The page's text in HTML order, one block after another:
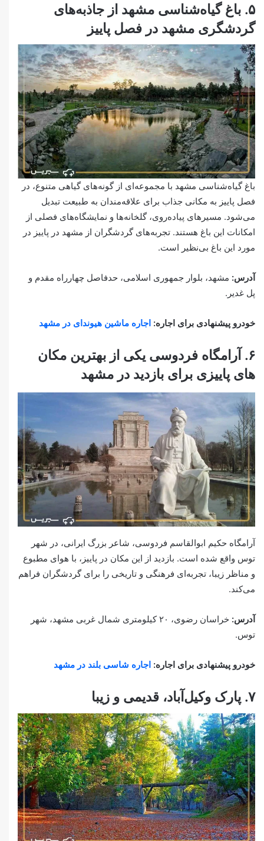
۵. باغ گیاه‌شناسی مشهد از جاذبه‌های
گردشگری مشهد در فصل پاییز
باغ گیاه‌شناسی مشهد با مجموعه‌ای از گونه‌های گیاهی متنوع، در
فصل پاییز به مکانی جذاب برای علاقه‌مندان به طبیعت تبدیل
می‌شود. مسیرهای پیاده‌روی، گلخانه‌ها و نمایشگاه‌های فصلی از
امکانات این باغ هستند. تجربه‌های گردشگران از مشهد در پاییز در
مورد این باغ بی‌نظیر است.
آدرس: مشهد، بلوار جمهوری اسلامی، حدفاصل چهارراه مقدم و
پل غدیر.
خودرو پیشنهادی برای اجاره: اجاره ماشین هیوندای در مشهد
۶. آرامگاه فردوسی یکی از بهترین مکان
های پاییزی برای بازدید در مشهد
آرامگاه حکیم ابوالقاسم فردوسی، شاعر بزرگ ایرانی، در شهر
توس واقع شده است. بازدید از این مکان در پاییز، با هوای مطبوع
و مناظر زیبا، تجربه‌ای فرهنگی و تاریخی را برای گردشگران فراهم
می‌کند.
آدرس:
خراسان رضوی، ۲۰ کیلومتری شمال غربی مشهد، شهر
توس.
خودرو پیشنهادی برای اجاره: اجاره شاسی بلند در مشهد
۷. پارک وکیل‌آباد، قدیمی و زیبا